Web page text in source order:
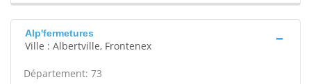
Alp'fermetures
Ville : Albertville, Frontenex
Département: 73